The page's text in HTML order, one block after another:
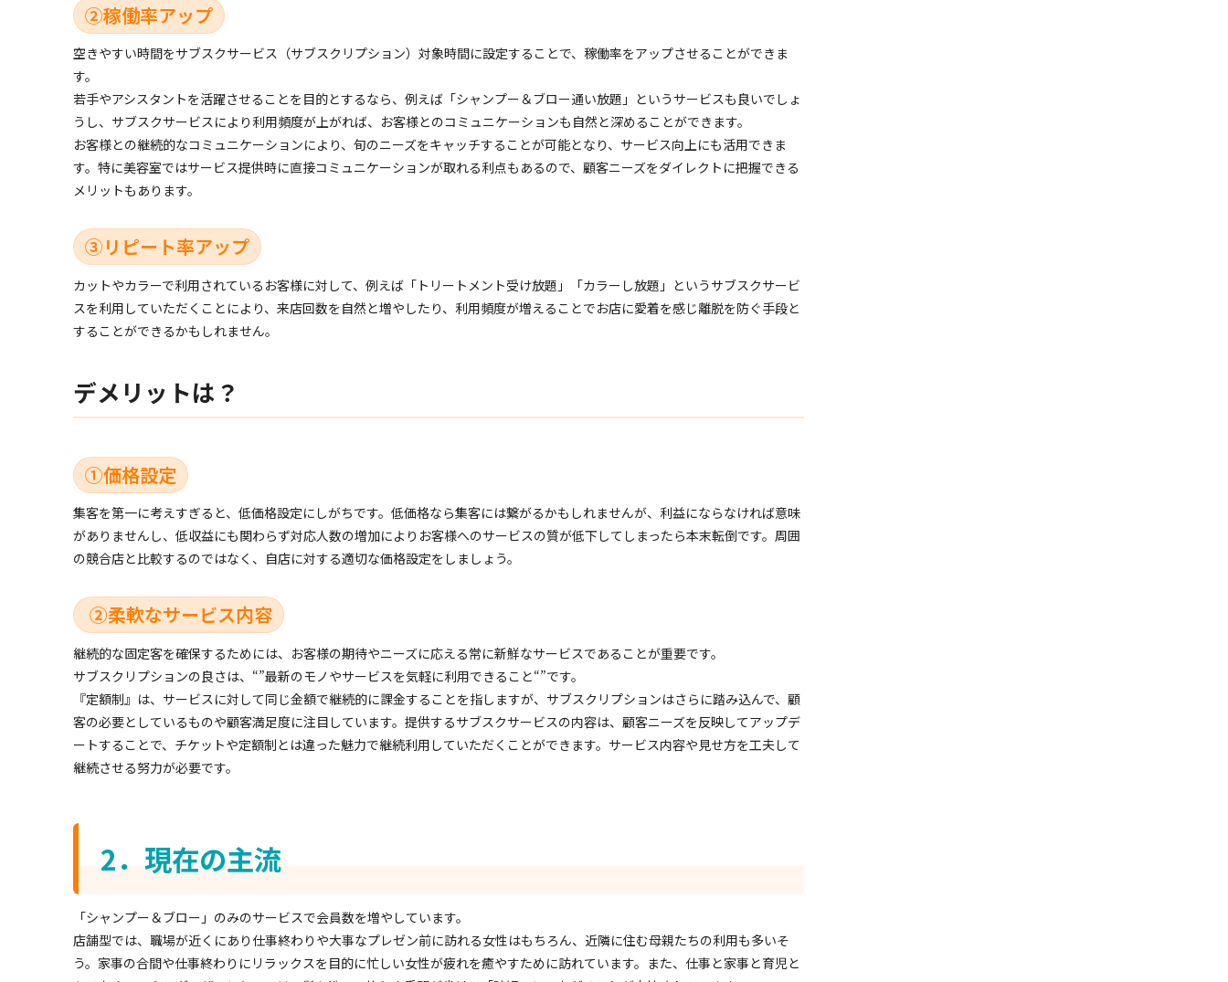
②稼働率アップ
空きやすい時間をサブスクサービス（サブスクリプション）対象時間に設定することで、稼働率をアップさせることができま
す。
若手やアシスタントを活躍させることを目的とするなら、例えば「シャンプー＆ブロー通い放題」というサービスも良いでしょ
うし、サブスクサービスにより利用頻度が上がれば、お客様とのコミュニケーションも自然と深めることができます。
お客様との継続的なコミュニケーションにより、旬のニーズをキャッチすることが可能となり、サービス向上にも活用できま
す。特に美容室ではサービス提供時に直接コミュニケーションが取れる利点もあるので、顧客ニーズをダイレクトに把握できる
メリットもあります。
③リピート率アップ
カットやカラーで利用されているお客様に対して、例えば「トリートメント受け放題」「カラーし放題」というサブスクサービ
スを利用していただくことにより、来店回数を自然と増やしたり、利用頻度が増えることでお店に愛着を感じ離脱を防ぐ手段と
することができるかもしれません。
デメリットは？
①価格設定
集客を第一に考えすぎると、低価格設定にしがちです。低価格なら集客には繋がるかもしれませんが、利益にならなければ意味
がありませんし、低収益にも関わらず対応人数の増加によりお客様へのサービスの質が低下してしまったら本末転倒です。周囲
の競合店と比較するのではなく、自店に対する適切な価格設定をしましょう。
②柔軟なサービス内容
継続的な固定客を確保するためには、お客様の期待やニーズに応える常に新鮮なサービスであることが重要です。
サブスクリプションの良さは、“”最新のモノやサービスを気軽に利用できること“”です。
『定額制』は、サービスに対して同じ金額で継続的に課金することを指しますが、サブスクリプションはさらに踏み込んで、顧
客の必要としているものや顧客満足度に注目しています。提供するサブスクサービスの内容は、顧客ニーズを反映してアップデ
ートすることで、チケットや定額制とは違った魅力で継続利用していただくことができます。サービス内容や見せ方を工夫して
継続させる努力が必要です。
2．現在の主流
「シャンプー＆ブロー」のみのサービスで会員数を増やしています。
店舗型では、職場が近くにあり仕事終わりや大事なプレゼン前に訪れる女性はもちろん、近隣に住む母親たちの利用も多いそ
う。家事の合間や仕事終わりにリラックスを目的に忙しい女性が疲れを癒やすために訪れています。また、仕事と家事と育児と